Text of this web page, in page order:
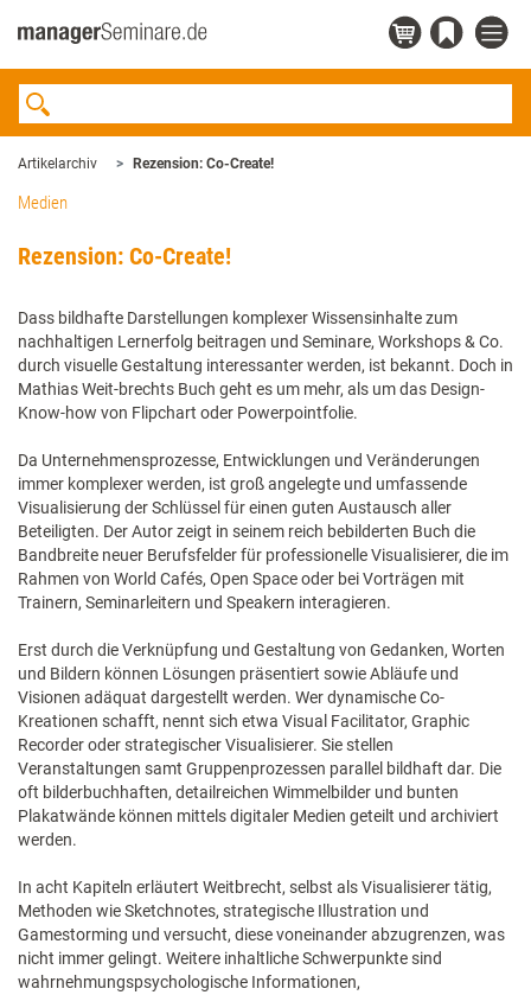
Artikelarchiv Rezension: Co-Create!
Medien
Rezension: Co-Create!
Dass bildhafte Darstellungen komplexer Wissensinhalte­ zum
nachhaltigen Lernerfolg beitragen und Seminare, Workshops & Co.
durch visuelle Gestaltung interessanter werden, ist bekannt. Doch in
Mathias Weit-brechts Buch geht es um mehr, als um das Design-
Know-how von Flipchart oder Powerpointfolie.
Da Unternehmensprozesse, Entwicklungen und Veränderungen
immer komplexer werden, ist groß angelegte und umfassende
Visualisierung der Schlüssel für einen guten Austausch aller
Beteiligten. Der Autor zeigt in seinem reich bebilderten Buch die
Bandbreite neuer Berufsfelder für professionelle Visualisierer, die im
Rahmen von World Cafés, Open Space oder bei Vorträgen mit
Trainern, Seminarleitern und Speakern interagieren.
Erst durch die Verknüpfung und Gestaltung von Gedanken, Worten
und Bildern können Lösungen präsentiert sowie Abläufe und
Visionen adäquat dargestellt werden. Wer dynamische Co-
Kreationen schafft, nennt sich etwa Visual Facilitator, Graphic
Recorder oder strategischer Visualisierer. Sie stellen
Veranstaltungen samt Gruppenprozessen parallel bildhaft dar. Die
oft bilderbuchhaften, detailreichen Wimmelbilder und bunten
Plakatwände können mittels digitaler Medien geteilt und archiviert
werden.
In acht Kapiteln erläutert Weitbrecht, selbst als Visualisierer tätig,
Methoden wie Sketchnotes, strategische Illustration und
Gamestorming und versucht, diese voneinander abzugrenzen, was
nicht immer gelingt. Weitere inhaltliche Schwerpunkte sind
wahrnehmungspsychologische Informationen,